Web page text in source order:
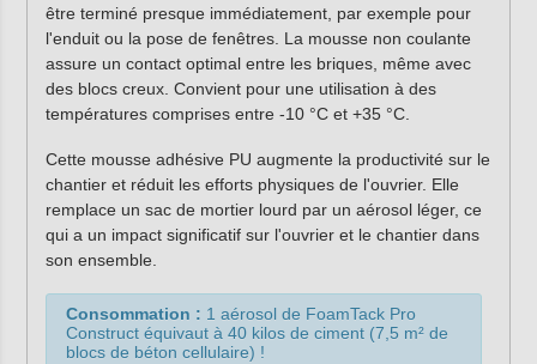
être terminé presque immédiatement, par exemple pour
l'enduit ou la pose de fenêtres. La mousse non coulante
assure un contact optimal entre les briques, même avec
des blocs creux. Convient pour une utilisation à des
températures comprises entre -10 °C et +35 °C.
Cette mousse adhésive PU augmente la productivité sur le
chantier et réduit les efforts physiques de l'ouvrier. Elle
remplace un sac de mortier lourd par un aérosol léger, ce
qui a un impact significatif sur l'ouvrier et le chantier dans
son ensemble.
Consommation : 1 aérosol de FoamTack Pro
Construct équivaut à 40 kilos de ciment (7,5 m² de
blocs de béton cellulaire) !